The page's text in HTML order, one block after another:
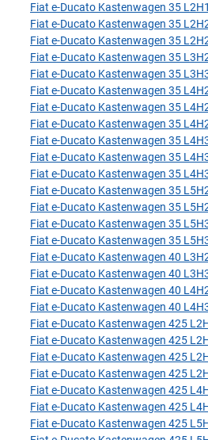
Fiat e-Ducato Kastenwagen 35
Fiat e-Ducato Kastenwagen 35
Fiat e-Ducato Kastenwagen 35
Fiat e-Ducato Kastenwagen 35
Fiat e-Ducato Kastenwagen 35
Fiat e-Ducato Kastenwagen 35
Fiat e-Ducato Kastenwagen 35
Fiat e-Ducato Kastenwagen 35
Fiat e-Ducato Kastenwagen 35
Fiat e-Ducato Kastenwagen 35
Fiat e-Ducato Kastenwagen 35
Fiat e-Ducato Kastenwagen 35
Fiat e-Ducato Kastenwagen 35
Fiat e-Ducato Kastenwagen 35
Fiat e-Ducato Kastenwagen 35
Fiat e-Ducato Kastenwagen 40
Fiat e-Ducato Kastenwagen 40
Fiat e-Ducato Kastenwagen 40
Fiat e-Ducato Kastenwagen 40
Fiat e-Ducato Kastenwagen 425
Fiat e-Ducato Kastenwagen 425
Fiat e-Ducato Kastenwagen 425
Fiat e-Ducato Kastenwagen 425
Fiat e-Ducato Kastenwagen 425
Fiat e-Ducato Kastenwagen 425
Fiat e-Ducato Kastenwagen 425